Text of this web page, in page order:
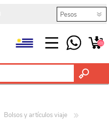
(0)
Bolsos y artículos viaje